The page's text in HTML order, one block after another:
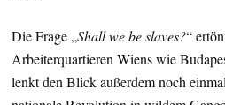
Die Frage „Shall we be slaves?“
Arbeiterquartieren Wiens wie
lenkt den Blick außerdem noch